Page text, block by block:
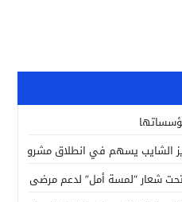
الشايب يسهم في انطلاق مشروع
تحت شعار “لمسة أمل” لدعم مرضى